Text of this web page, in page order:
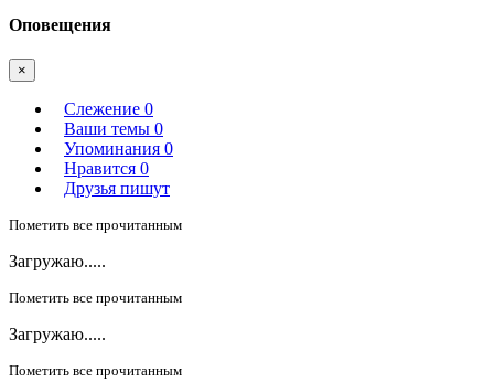
Оповещения
×
Слежение 0
Ваши темы 0
Упоминания 0
Нравится 0
Друзья пишут
Пометить все прочитанным
Загружаю.....
Пометить все прочитанным
Загружаю.....
Пометить все прочитанным